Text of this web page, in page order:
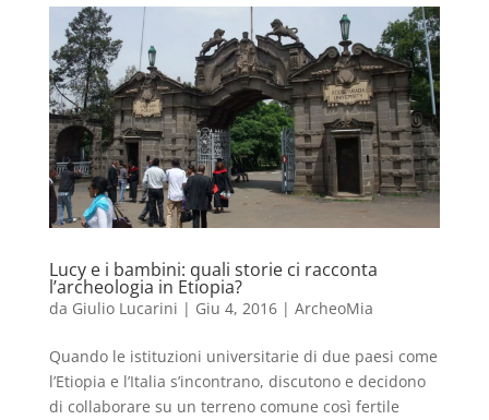
Lucy e i bambini: quali storie ci racconta
l’archeologia in Etiopia?
da Giulio Lucarini | Giu 4, 2016| ArcheoMia
Quando le istituzioni universitarie di due paesi come
l’Etiopia e l’Italia s’incontrano, discutono e decidono
di collaborare su un terreno comune così fertile